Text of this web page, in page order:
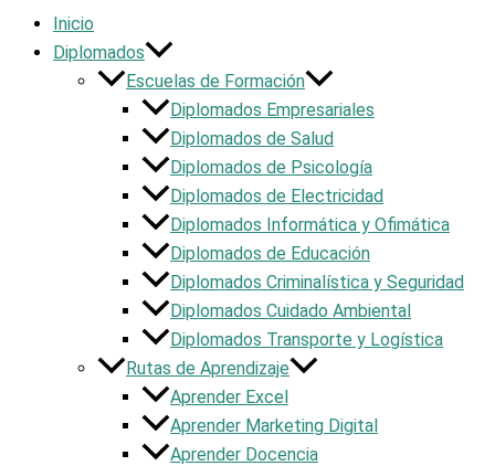
Inicio
Diplomados
Escuelas de Formación
Diplomados Empresariales
Diplomados de Salud
Diplomados de Psicología
Diplomados de Electricidad
Diplomados Informática y Ofimática
Diplomados de Educación
Diplomados Criminalística y Seguridad
Diplomados Cuidado Ambiental
Diplomados Transporte y Logística
Rutas de Aprendizaje
Aprender Excel
Aprender Marketing Digital
Aprender Docencia